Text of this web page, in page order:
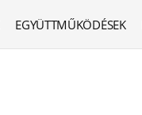
EGYÜTTMŰKÖDÉSEK